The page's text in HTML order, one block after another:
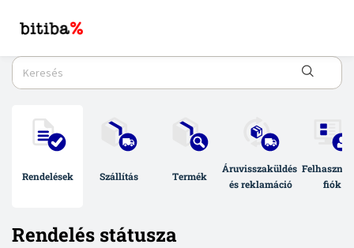
Rendelések Szállítás Termék
Áruvisszaküldés
és reklamáció
fiók
Rendelés státusza